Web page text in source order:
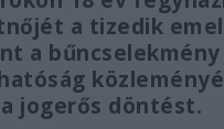
a tizedik
a
jogerős döntést.